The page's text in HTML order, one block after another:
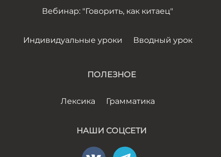
Вебинар: "Говорить, как китаец"
Индивидуальные уроки Вводный урок
ПОЛЕЗНОЕ
Лексика Грамматика
НАШИ СОЦСЕТИ